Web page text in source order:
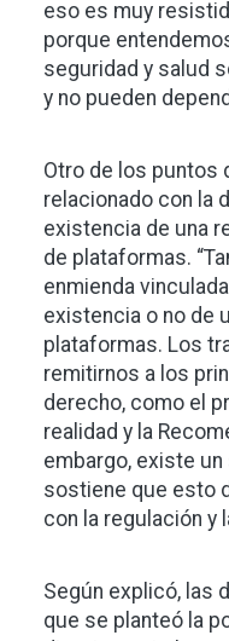
eso es muy
porque
seguridad y salud
y no pueden
Otro de los puntos
relacionado con la
existencia de una
de plataformas.
enmienda
existencia o no de
plataformas. Los
remitirnos a los
derecho, como el
realidad y la
embargo, existe
sostiene que esto
con la regulación y
Según explicó, las
que se planteó la